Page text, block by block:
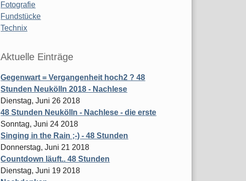
Fotografie
Fundstücke
Technix
Aktuelle Einträge
Gegenwart = Vergangenheit hoch2 ? 48
Stunden Neukölln 2018 - Nachlese
Dienstag, Juni 26 2018
48 Stunden Neukölln - Nachlese - die erste
Sonntag, Juni 24 2018
Singing in the Rain ;-) - 48 Stunden
Donnerstag, Juni 21 2018
Countdown läuft.. 48 Stunden
Dienstag, Juni 19 2018